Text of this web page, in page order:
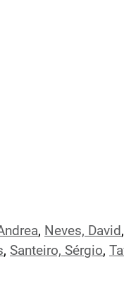
, Neves, David
, Santeiro, Sérgio,